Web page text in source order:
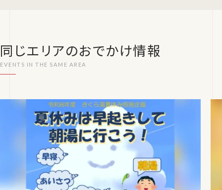
同じエリアのおでかけ情報